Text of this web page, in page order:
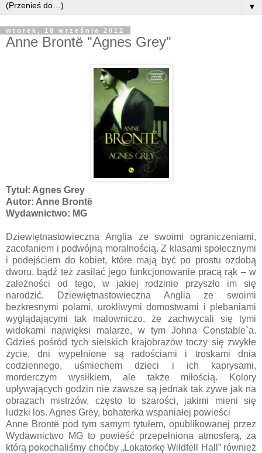
▼
wtorek, 18 września 2012
Anne Brontë "Agnes Grey"
Tytuł: Agnes Grey
Autor: Anne Brontë
Wydawnictwo: MG
Dziewiętnastowieczna Anglia ze swoimi ograniczeniami,
zacofaniem i podwójną moralnością. Z klasami społecznymi
i podejściem do kobiet, które mają być po prostu ozdobą
dworu, bądź też zasilać jego funkcjonowanie pracą rąk – w
zależności od tego, w jakiej rodzinie przyszło im się
narodzić. Dziewiętnastowieczna Anglia ze swoimi
bezkresnymi polami, urokliwymi domostwami i plebaniami
wyglądającymi tak malowniczo, że zachwycali się tymi
widokami najwięksi malarze, w tym Johna Constable`a.
Gdzieś pośród tych sielskich krajobrazów toczy się zwykłe
życie, dni wypełnione są radościami i troskami dnia
codziennego, uśmiechem dzieci i ich kaprysami,
morderczym wysiłkiem, ale także miłością. Kolory
upływających godzin nie zawsze są jednak tak żywe jak na
obrazach mistrzów, często to szarości, jakimi mieni się
ludzki los. Agnes Grey, bohaterka wspaniałej powieści
Anne Brontë pod tym samym tytułem, opublikowanej przez
Wydawnictwo MG to powieść przepełniona atmosferą, za
którą pokochaliśmy choćby „Lokatorkę Wildfell Hall” również